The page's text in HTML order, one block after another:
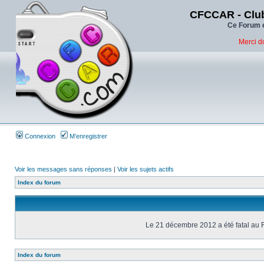
CFCCAR -
Ce Forum
Merci
Connexion M’enregistrer
Voir les messages sans réponses | Voir les sujets actifs
Index du forum
Le 21 décembre 2012 a été fatal au
Index du forum